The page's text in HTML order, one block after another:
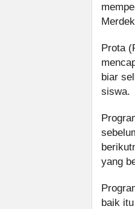
Prota
biar
siswa.
yang
baik